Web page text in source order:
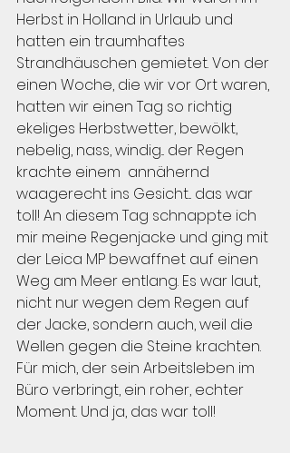
Herbst in Holland in Urlaub und
hatten ein traumhaftes
Strandhäuschen gemietet. Von der
einen Woche, die wir vor Ort waren,
hatten wir einen Tag so richtig
ekeliges Herbstwetter, bewölkt,
nebelig, nass, windig... der Regen
krachte einem  annähernd
waagerecht ins Gesicht... das war
toll! An diesem Tag schnappte ich
mir meine Regenjacke und ging mit
der Leica MP bewaffnet auf einen
Weg am Meer entlang. Es war laut,
nicht nur wegen dem Regen auf
der Jacke, sondern auch, weil die
Wellen gegen die Steine krachten.
Für mich, der sein Arbeitsleben im
Büro verbringt, ein roher, echter
Moment. Und ja, das war toll!